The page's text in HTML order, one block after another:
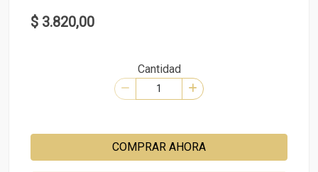
$ 3.820,00
Cantidad
COMPRAR AHORA